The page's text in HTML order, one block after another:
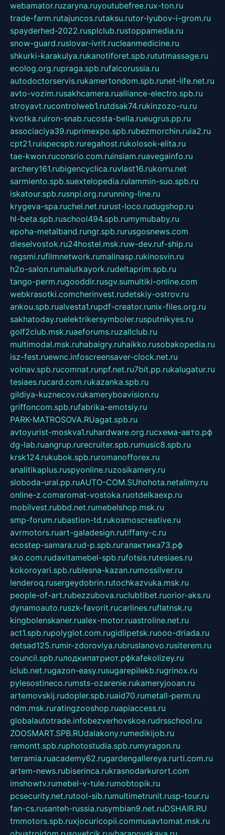
webamator.ruzaryna.ruyoutubefree.rux-ton.ru
trade-farm.rutajuncos.rutaksu.rutor-lyubov-i-grom.ru
spayderhed-2022.rusplclub.rustoppamedia.ru
snow-guard.ruslovar-ivrit.rucleanmedicine.ru
shkurki-karakulya.rukanotiforet.spb.rututmassage.ru
ecolog.org.rupraga.spb.rufalcorussia.ru
autodoctorservis.rukamertondom.spb.runet-life.net.ru
avto-vozim.rusakhcamera.rualliance-electro.spb.ru
stroyavt.rucontrolweb1.rutdsak74.rukinzozo-ru.ru
kvotka.ruiron-snab.rucosta-bella.rueugrus.pp.ru
associaciya39.ruprimexpo.spb.rubezmorchin.ruia2.ru
cpt21.ruispecspb.ruregahost.rukolosok-elita.ru
tae-kwon.ruconsrio.com.ruinsiam.ruavegainfo.ru
archery161.rubigencyclica.ruvlast16.rukorru.net
sarmiento.spb.suextelopedia.rulammin-suo.spb.ru
iskatour.spb.rusnpi.org.rurunning-line.ru
krygeva-spa.ruchel.net.rurust-loco.rudugshop.ru
hl-beta.spb.ruschool494.spb.rumymubaby.ru
epoha-metalband.rungr.spb.rurusgosnews.com
dieselvostok.ru24hostel.msk.ruw-dev.ruf-ship.ru
regsmi.rufilmnetwork.rumalinasp.rukinosvin.ru
h2o-salon.rumalutkayork.rudeltaprim.spb.ru
tango-perm.rugooddir.rusgv.sumultiki-online.com
webkrasotki.comcherinvest.rudetskiy-ostrov.ru
ankou.spb.rualvesta1.rupdf-creator.runix-files.org.ru
sakhatoday.ruelektrikersymboler.rusputnikyes.ru
golf2club.msk.ruaeforums.ruzallclub.ru
multimodal.msk.ruhabaigry.ruhaikko.rusobakopedia.ru
isz-fest.ruewnc.infoscreensaver-clock.net.ru
volnav.spb.rucomnat.runpf.net.ru7bit.pp.rukalugatur.ru
tesiaes.rucard.com.rukazanka.spb.ru
gildiya-kuznecov.rukameryboavision.ru
griffoncom.spb.rufabrika-emotsiy.ru
PARK-MATROSOVA.RUagat.spb.ru
avtoyurist-moskva1.ruhardware.org.ruсхема-авто.рф
dg-lab.ruangrup.rurecruiter.spb.rumusic8.spb.ru
krsk124.rukubok.spb.ruromanofforex.ru
analitikaplus.ruspyonline.ruzosikamery.ru
sloboda-ural.pp.ruAUTO-COM.SUhohota.netalimy.ru
online-z.comaromat-vostoka.ruotdelkaexp.ru
mobilvest.rubbd.net.rumebelshop.msk.ru
smp-forum.rubastion-td.rukosmoscreative.ru
avrmotors.ruart-galadesign.rutiffany-c.ru
ecostep-samara.rud-p.spb.ruгалактика73.рф
sko.com.rudavitamebel-spb.rufotsis.rutesiaes.ru
kokoroyari.spb.rublesna-kazan.rumossilver.ru
lenderoq.rusergeydobrin.rutochkazvuka.msk.ru
people-of-art.rubezzubova.ruclubtibet.ruorior-aks.ru
dynamoauto.ruszk-favorit.rucarlines.ruflatnsk.ru
kingbolenskaner.rualex-motor.ruastroline.net.ru
act1.spb.rupolyglot.com.rugidlipetsk.ruooo-driada.ru
detsad125.rumir-zdoroviya.rubruslanovo.rusiterem.ru
council.spb.ruлодкипатриот.рфkafekolizey.ru
iclub.net.rugazon-easy.rusugarepilekb.rugrinox.ru
pylesostineco.rumsts-ozarenie.rukameryjooan.ru
artemovskij.rudopler.spb.ruaid70.rumetall-perm.ru
ndm.msk.ruratingzooshop.ruapiaccess.ru
globalautotrade.infobezverhovskoe.rudrsschool.ru
ZOOSMART.SPB.RUdalakony.rumedikijob.ru
remontt.spb.ruphotostudia.spb.rumyragon.ru
terramia.ruacademy62.rugardengallereya.rurti.com.ru
artem-news.rubiserinca.rukrasnodarkurort.com
imshowtv.rumebel-v-tule.rumobtopik.ru
pcsecurity.net.rutool-sib.rumultimetrunit.rusp-tour.ru
fan-cs.rusanteh-russia.rusymbian9.net.ruDSHAIR.RU
tmmotors.spb.ruxjocuricopii.commusavtomat.msk.ru